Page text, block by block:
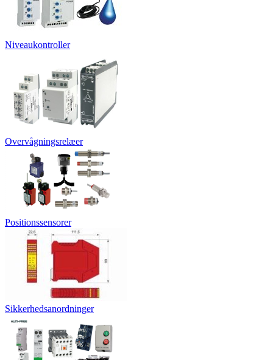
Niveaukontroller
Overvågningsrelæer
Positionssensorer
Sikkerhedsanordninger